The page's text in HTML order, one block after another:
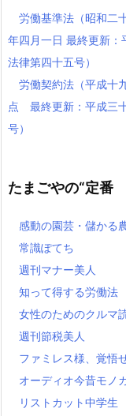
労働基準法（昭和二
年四月一日 最終更新：
法律第四十五号）
労働契約法（平成十
点 最終更新：平成三
号）
たまごやの“定番
感動の園芸・儲かる
常識ぽてち
週刊マナー美人
知って得する労働法
女性のためのクルマ
週刊節税美人
ファミレス様、覚悟
オーディオ今昔モノ
リストカット中学生